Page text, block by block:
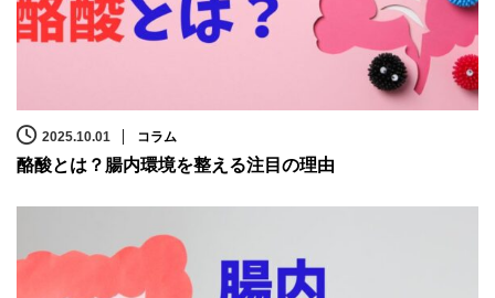
2025.10.01 コラム
酪酸とは？腸内環境を整える注目の理由